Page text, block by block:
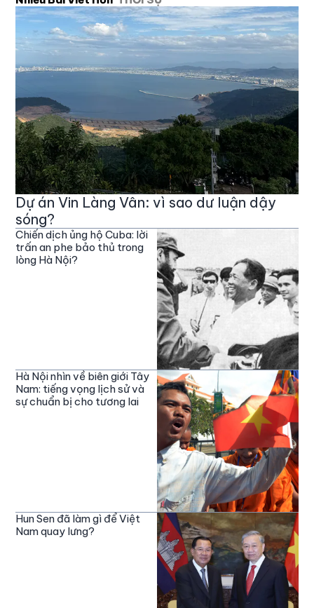
Dự án Vin Làng Vân: vì sao dư luận dậy
sóng?
Chiến dịch ủng hộ Cuba: lời
trấn an phe bảo thủ trong
lòng Hà Nội?
Hà Nội nhìn về biên giới Tây
Nam: tiếng vọng lịch sử và
sự chuẩn bị cho tương lai
Hun Sen đã làm gì để Việt
Nam quay lưng?